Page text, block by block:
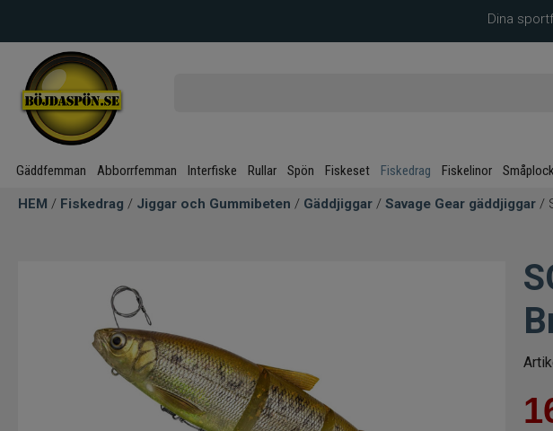
Dina
Gäddfemman Abborrfemman Interfiske Rullar Spön Fiskeset Fiskedrag Fiskelinor Småplock
HEM / Fiskedrag / Jiggar och Gummibeten / Gäddjiggar / Savage Gear gäddjiggar /